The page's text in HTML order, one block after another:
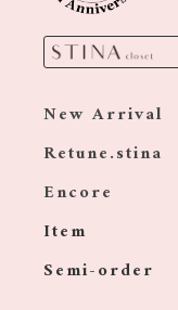
New Arrival
Retune.stina
Encore
Item
Semi-order